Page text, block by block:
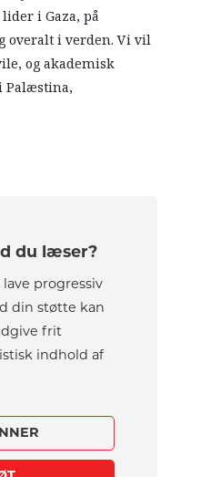
i Gaza, på
overalt i verden. Vi vil
og akademisk
Palæstina,
du læser?
progressiv
din støtte kan
frit
indhold af